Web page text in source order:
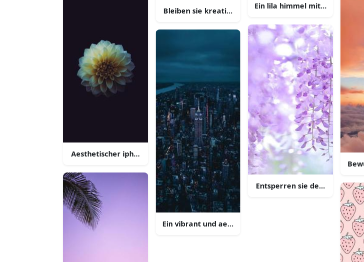
Aesthetischer iphone hintergrund
Bleiben sie kreativ und entsperren sie ihr potenzial mit
Ein vibrant und aesthetisch ansprechender iphone
Ein lila himmel mit sternen
Entsperren sie den nacht